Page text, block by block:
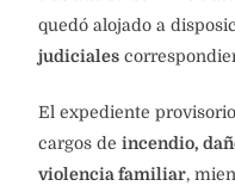
quedó alojado a
judiciales
El expediente
cargos de incendio,
violencia familiar,